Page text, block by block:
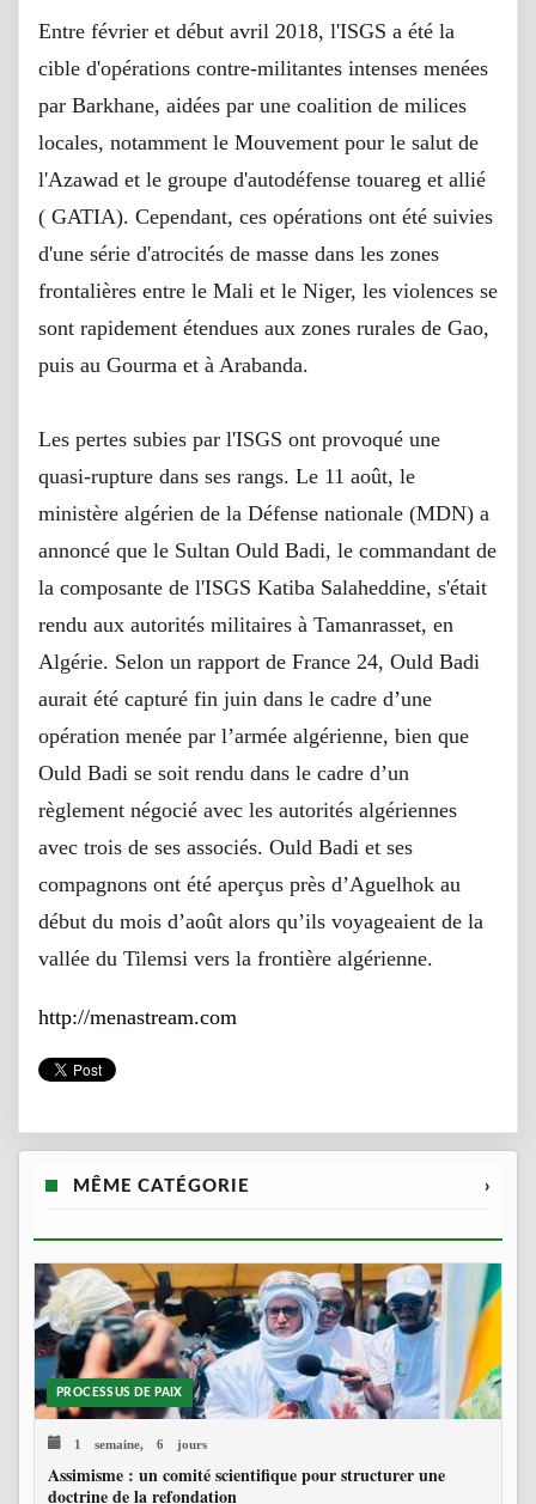
Entre février et début avril 2018, l'ISGS a été la
cible d'opérations contre-militantes intenses menées
par Barkhane, aidées par une coalition de milices
locales, notamment le Mouvement pour le salut de
l'Azawad et le groupe d'autodéfense touareg et allié
( GATIA). Cependant, ces opérations ont été suivies
d'une série d'atrocités de masse dans les zones
frontalières entre le Mali et le Niger, les violences se
sont rapidement étendues aux zones rurales de Gao,
puis au Gourma et à Arabanda.
Les pertes subies par l'ISGS ont provoqué une
quasi-rupture dans ses rangs. Le 11 août, le
ministère algérien de la Défense nationale (MDN) a
annoncé que le Sultan Ould Badi, le commandant de
la composante de l'ISGS Katiba Salaheddine, s'était
rendu aux autorités militaires à Tamanrasset, en
Algérie. Selon un rapport de France 24, Ould Badi
aurait été capturé fin juin dans le cadre d’une
opération menée par l’armée algérienne, bien que
Ould Badi se soit rendu dans le cadre d’un
règlement négocié avec les autorités algériennes
avec trois de ses associés. Ould Badi et ses
compagnons ont été aperçus près d’Aguelhok au
début du mois d’août alors qu’ils voyageaient de la
vallée du Tilemsi vers la frontière algérienne.
http://menastream.com
MÊME CATÉGORIE ›
PROCESSUS DE PAIX
1 semaine, 6 jours
Assimisme : un comité scientifique pour structurer une
doctrine de la refondation